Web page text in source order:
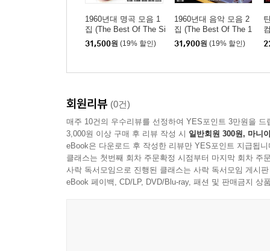
1960년대 명곡 모음 1
집 (The Best Of The Si
xties) [2LP]
31,500원 (19% 할인)
1960년대 음악 모음 2
집 (The Best Of The 1
960's Volume 2) [LP]
31,900원 (19% 할인)
회원리뷰 (0건)
매주 10건의 우수리뷰를 선정하여 YES포인트 3만원을 드
3,000원 이상 구매 후 리뷰 작성 시 일반회원 300원, 마니
eBook은 다운로드 후 작성한 리뷰만 YES포인트 지급됩니
클래스는 첫번째 회차 주문확정 시점부터 마지막 회차 주
사락 독서모임으로 진행된 클래스는 사락 독서모임 게시
eBook 페이백, CD/LP, DVD/Blu-ray, 패션 및 판매금지 상